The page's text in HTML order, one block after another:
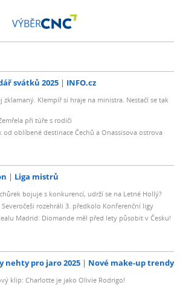
VÝBĚR
svátků 2025 INFO.cz
zklamaný. Klempíř si hraje na ministra. Nestačí se tak
při túře s rodiči
od oblíbené destinace Čechů a Onassisova ostrova
Liga mistrů
bojuje s konkurencí, udrží se na Letné Hollý?
Severočeši rozehráli 3. předkolo Konferenční ligy
Madrid: Diomande měl před lety působit v Česku!
nehty pro jaro 2025 Nové make-up trendy
klip: Charlotte je jako Olivie Rodrigo!